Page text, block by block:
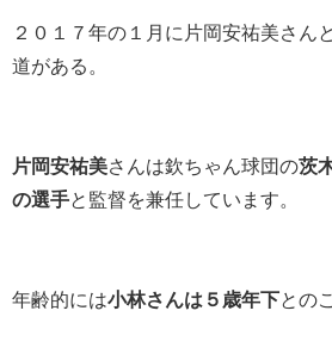
２０１７年の１月に片岡安祐美さん
道がある。
片岡安祐美さんは欽ちゃん球団の茨
の選手と監督を兼任しています。
年齢的には小林さんは５歳年下との